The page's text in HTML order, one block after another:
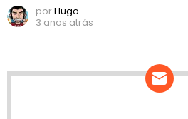
porHugo
3 anos atrás